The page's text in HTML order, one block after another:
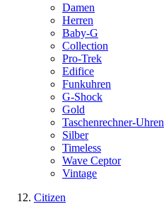
Damen
Herren
Baby-G
Collection
Pro-Trek
Edifice
Funkuhren
G-Shock
Gold
Taschenrechner-Uhren
Silber
Timeless
Wave Ceptor
Vintage
Citizen